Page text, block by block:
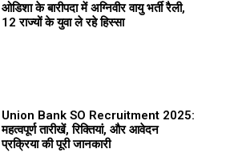
ओडिशा के बारीपदा में अग्निवीर वायु भर्ती रैली,
12 राज्यों के युवा ले रहे हिस्सा
Union Bank SO Recruitment 2025:
महत्वपूर्ण तारीखें, रिक्तियां, और आवेदन
प्रक्रिया की पूरी जानकारी